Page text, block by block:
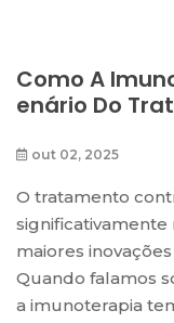
Como A
Enário Do
out 02, 2025
O tratamento
significativamente
maiores
Quando falamos
a imunoterapia